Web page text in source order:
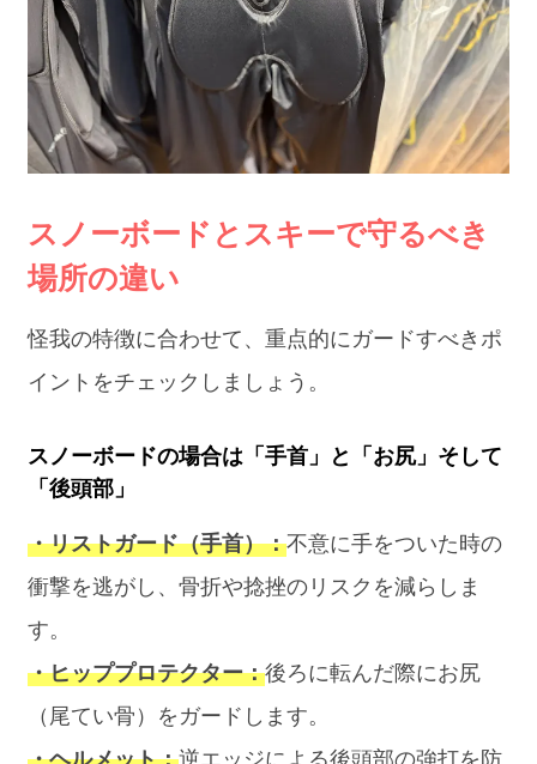
スノーボードとスキーで守るべき
場所の違い
怪我の特徴に合わせて、重点的にガードすべきポ
イントをチェックしましょう。
スノーボードの場合は「手首」と「お尻」そして
「後頭部」
・リストガード（手首）：不意に手をついた時の
衝撃を逃がし、骨折や捻挫のリスクを減らしま
す。
・ヒッププロテクター：後ろに転んだ際にお尻
（尾てい骨）をガードします。